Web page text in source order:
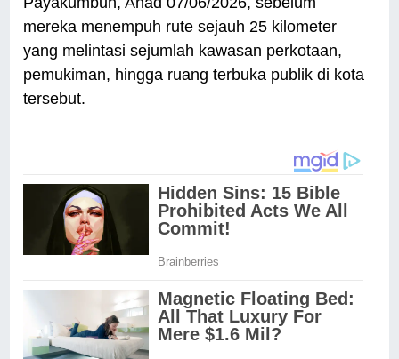
mereka menempuh rute sejauh 25 kilometer
yang melintasi sejumlah kawasan perkotaan,
pemukiman, hingga ruang terbuka publik di kota
tersebut.